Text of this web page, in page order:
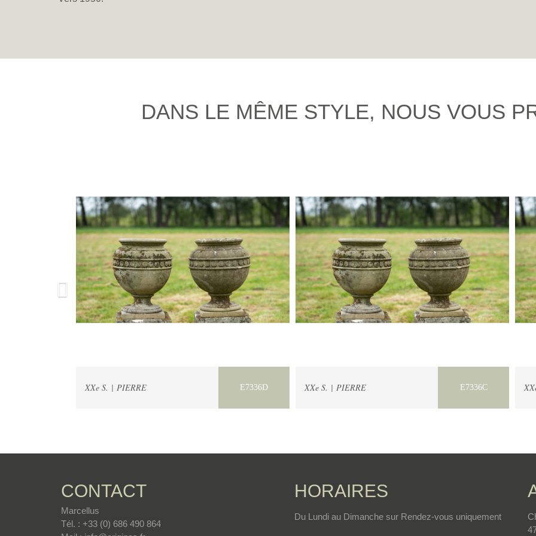
DANS LE MÊME STYLE, NOUS VOUS
XXe S. | PIERRE E7336D XXe S. | PIERRE E7336C
CONTACT
Marcellus
Tél. : +33 (0) 686 490 864
HORAIRES
Du Lundi au Dimanche sur Rendez-vous uniquement